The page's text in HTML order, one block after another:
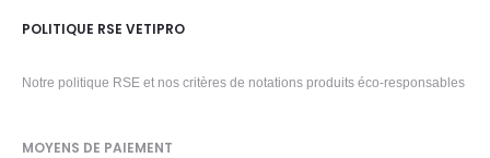
POLITIQUE RSE VETIPRO
Notre politique RSE et nos critères de notations produits éco-responsables
MOYENS DE PAIEMENT